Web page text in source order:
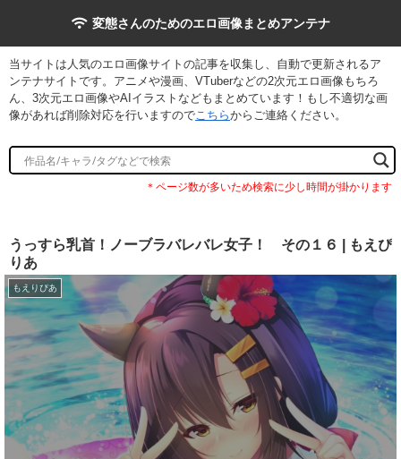
変態さんのためのエロ画像まとめアンテナ
当サイトは人気のエロ画像サイトの記事を収集し、自動で更新されるア
ンテナサイトです。アニメや漫画、VTuberなどの2次元エロ画像もちろ
ん、3次元エロ画像やAIイラストなどもまとめています！もし不適切な画
像があれば削除対応を行いますのでこちらからご連絡ください。
うっすら乳首！ノーブラバレバレ女子！ その１６ | もえぴ
りあ
もえりぴあ